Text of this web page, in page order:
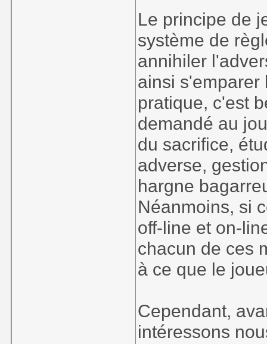
Le principe de
système de
annihiler
ainsi s'emparer
pratique, c'est
demandé au
du sacrifice,
adverse,
hargne
Néanmoins, si
off-line et on-
chacun de ces
à ce que le
Cependant,
intéressons